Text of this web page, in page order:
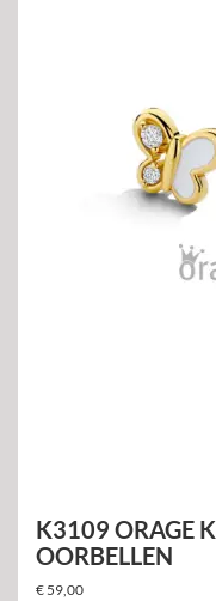
K3109 ORAGE
OORBELLEN
€ 59,00